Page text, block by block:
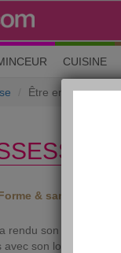
CUISINE
Être enceinte et
›
& santé
rendu son verdict et
son lot de